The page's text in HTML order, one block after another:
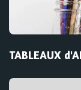
TABLEAUX